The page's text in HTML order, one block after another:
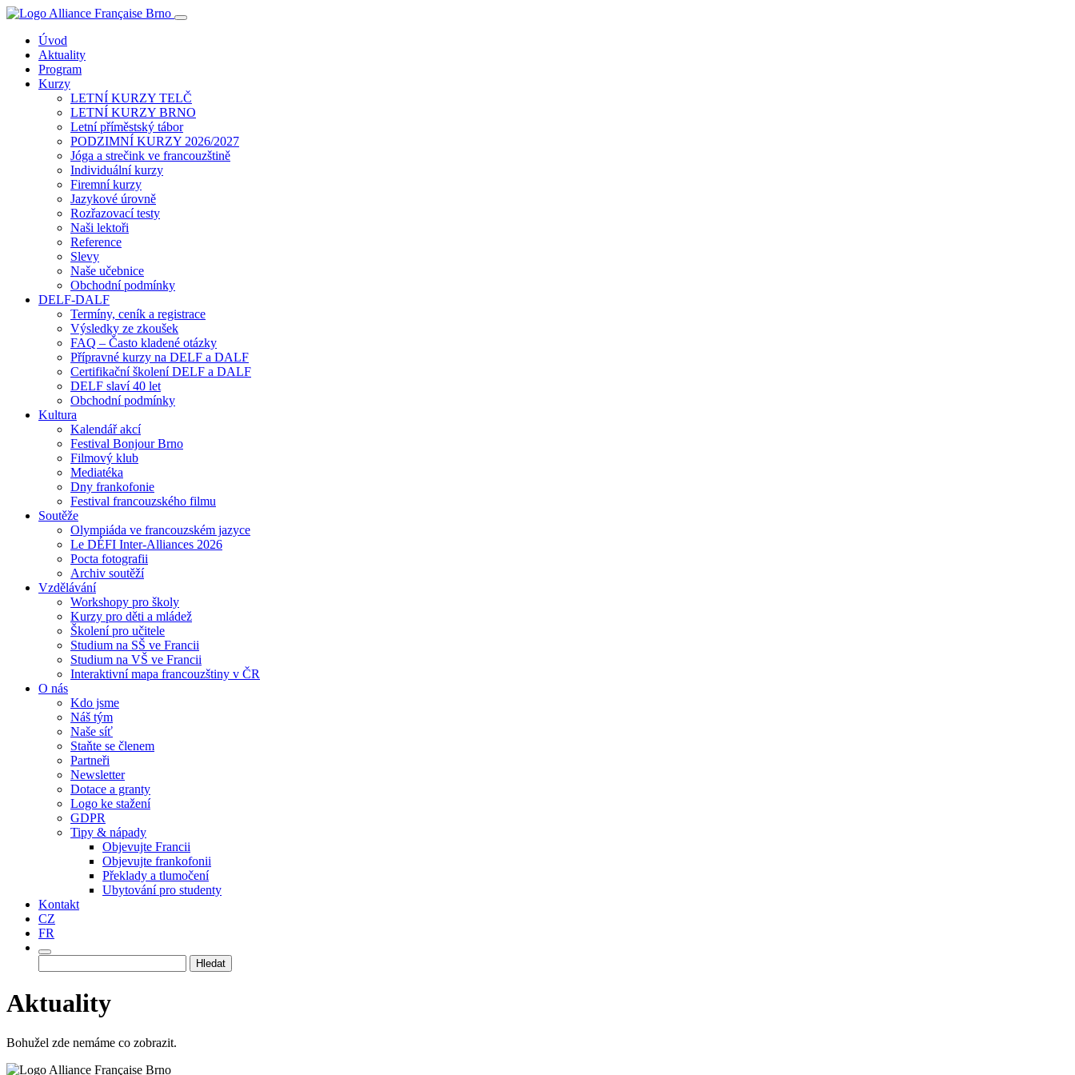
Úvod
Aktuality
Program
Kurzy
LETNÍ KURZY TELČ
LETNÍ KURZY BRNO
Letní příměstský tábor
PODZIMNÍ KURZY 2026/2027
Jóga a strečink ve francouzštině
Individuální kurzy
Firemní kurzy
Jazykové úrovně
Rozřazovací testy
Naši lektoři
Reference
Slevy
Naše učebnice
Obchodní podmínky
DELF-DALF
Termíny, ceník a registrace
Výsledky ze zkoušek
FAQ – Často kladené otázky
Přípravné kurzy na DELF a DALF
Certifikační školení DELF a DALF
DELF slaví 40 let
Obchodní podmínky
Kultura
Kalendář akcí
Festival Bonjour Brno
Filmový klub
Mediatéka
Dny frankofonie
Festival francouzského filmu
Soutěže
Olympiáda ve francouzském jazyce
Le DÉFI Inter-Alliances 2026
Pocta fotografii
Archiv soutěží
Vzdělávání
Workshopy pro školy
Kurzy pro děti a mládež
Školení pro učitele
Studium na SŠ ve Francii
Studium na VŠ ve Francii
Interaktivní mapa francouzštiny v ČR
O nás
Kdo jsme
Náš tým
Naše síť
Staňte se členem
Partneři
Newsletter
Dotace a granty
Logo ke stažení
GDPR
Tipy & nápady
Objevujte Francii
Objevujte frankofonii
Překlady a tlumočení
Ubytování pro studenty
Kontakt
CZ
FR
Aktuality
Bohužel zde nemáme co zobrazit.